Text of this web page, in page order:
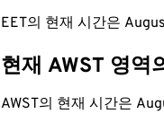
EET의 현재 시간은
현재 AWST 영역
AWST의 현재 시간은